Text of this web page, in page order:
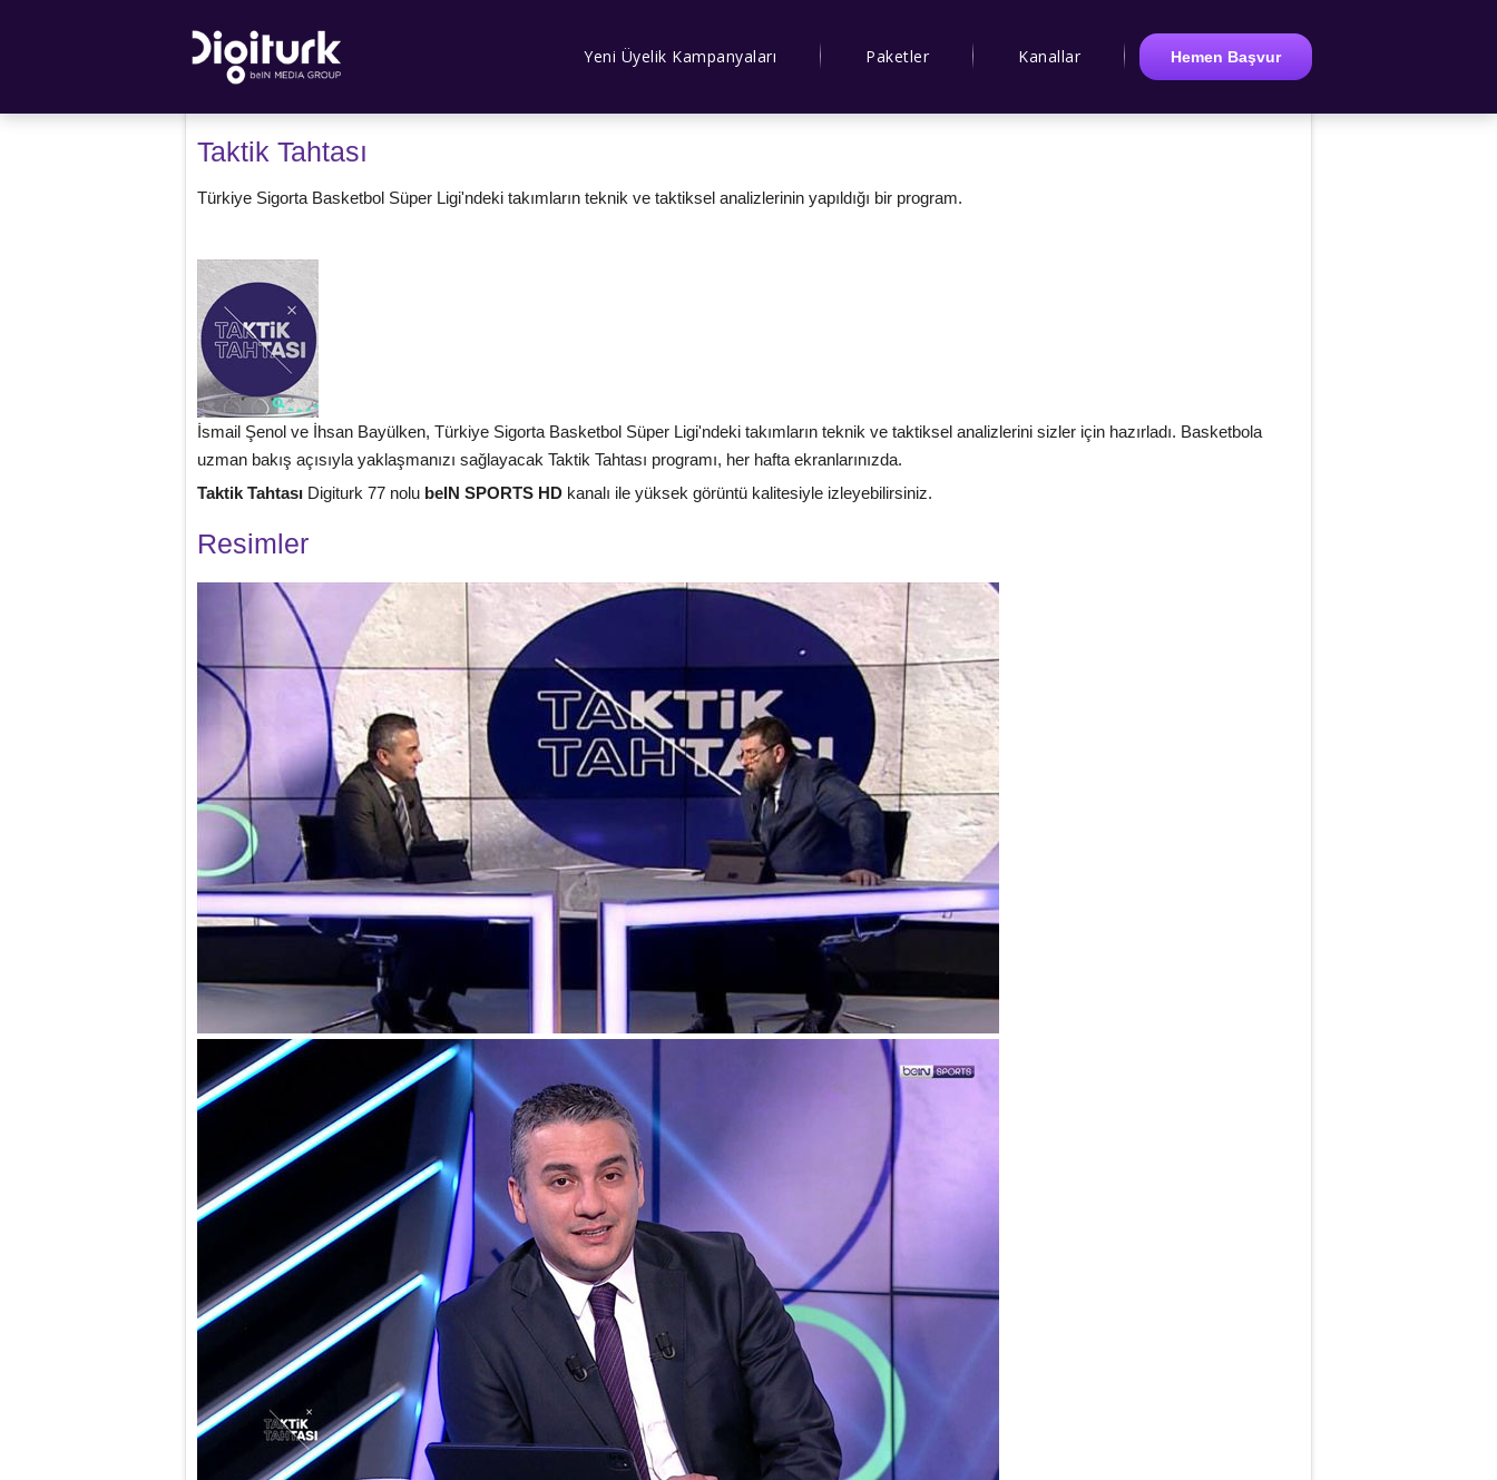
Yeni Üyelik Kampanyaları Paketler Kanallar Hemen Başvur
Taktik Tahtası
Türkiye Sigorta Basketbol Süper Ligi'ndeki takımların teknik ve taktiksel analizlerinin yapıldığı bir program.
İsmail Şenol ve İhsan Bayülken, Türkiye Sigorta Basketbol Süper Ligi'ndeki takımların teknik ve taktiksel analizlerini sizler için hazırladı. Basketbola
uzman bakış açısıyla yaklaşmanızı sağlayacak Taktik Tahtası programı, her hafta ekranlarınızda.
Taktik Tahtası Digiturk 77 nolu beIN SPORTS HD kanalı ile yüksek görüntü kalitesiyle izleyebilirsiniz.
Resimler